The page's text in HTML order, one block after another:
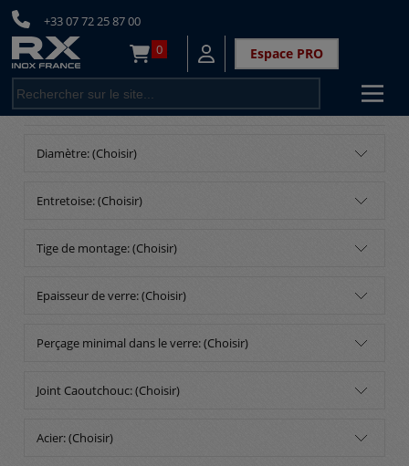
+33 07 72 25 87 00
0
Espace PRO
Diamètre: (Choisir)
Entretoise: (Choisir)
Tige de montage: (Choisir)
Epaisseur de verre: (Choisir)
Perçage minimal dans le verre: (Choisir)
Joint Caoutchouc: (Choisir)
Acier: (Choisir)